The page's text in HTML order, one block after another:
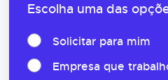
Escolha uma das
Solicitar para mim
Empresa que